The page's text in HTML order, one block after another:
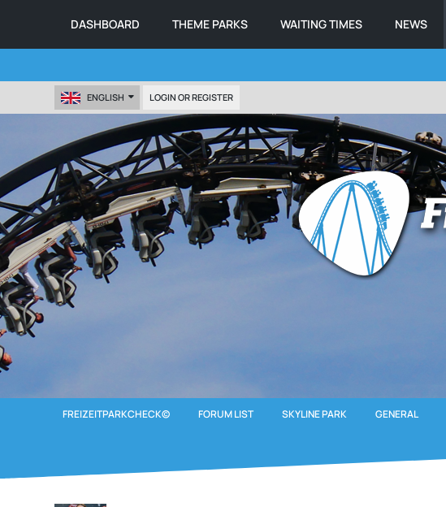
DASHBOARD THEME PARKS WAITING TIMES NEWS
ENGLISH LOGIN OR REGISTER
FREIZEITPARKCHECK© FORUM LIST SKYLINE PARK GENERAL